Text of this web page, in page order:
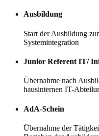
Ausbildung
Start der Ausbildung
Systemintegration
Junior Referent IT/
Übernahme nach
hausinternen IT-
AdA-Schein
Übernahme der